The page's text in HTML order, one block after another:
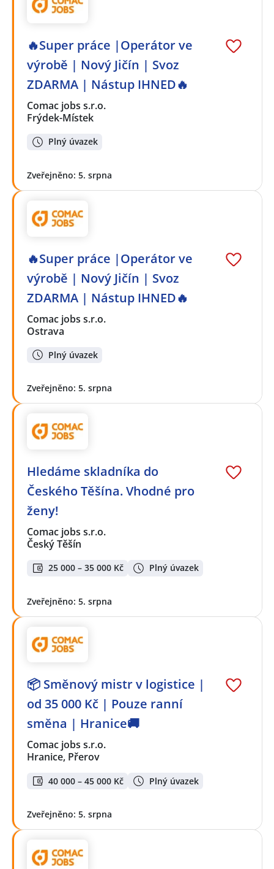
🔥Super práce |Operátor ve
výrobě | Nový Jičín | Svoz
ZDARMA | Nástup IHNED🔥
Comac jobs s.r.o.
Frýdek-Místek
Plný úvazek
Zveřejněno: 5. srpna
🔥Super práce |Operátor ve
výrobě | Nový Jičín | Svoz
ZDARMA | Nástup IHNED🔥
Comac jobs s.r.o.
Ostrava
Plný úvazek
Zveřejněno: 5. srpna
Hledáme skladníka do
Českého Těšína. Vhodné pro
ženy!
Comac jobs s.r.o.
Český Těšín
25 000 – 35 000 Kč Plný úvazek
Zveřejněno: 5. srpna
📦 Směnový mistr v logistice |
od 35 000 Kč | Pouze ranní
směna | Hranice🚚
Comac jobs s.r.o.
Hranice, Přerov
40 000 – 45 000 Kč Plný úvazek
Zveřejněno: 5. srpna